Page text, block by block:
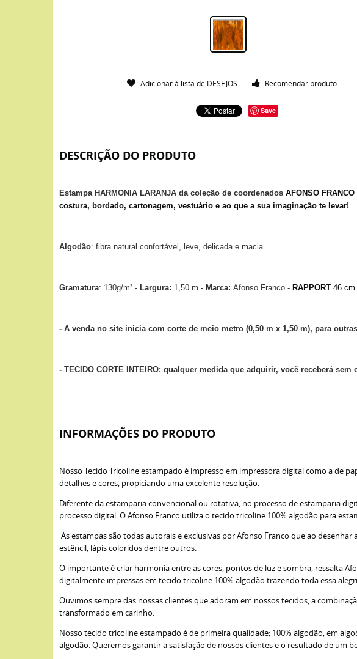
Adicionar à lista de DESEJOS Recomendar produto
Save
DESCRIÇÃO DO PRODUTO
Estampa HARMONIA LARANJA da coleção de coordenados AFONSO
costura, bordado, cartonagem, vestuário e ao que a sua imaginação te levar!
Algodão: fibra natural confortável, leve, delicada e macia
Gramatura: 130g/m² - Largura: 1,50 m - Marca: Afonso Franco - RAPPORT 46 cm
- A venda no site inicia com corte de meio metro (0,50 m x 1,50 m), para
- TECIDO CORTE INTEIRO: qualquer medida que adquirir, você receberá sem
INFORMAÇÕES DO PRODUTO
Nosso Tecido Tricoline estampado é impresso em impressora digital como a de
detalhes e cores, propiciando uma excelente resolução.
Diferente da estamparia convencional ou rotativa, no processo de estamparia
processo digital. O Afonso Franco utiliza o tecido tricoline 100% algodão para
As estampas são todas autorais e exclusivas por Afonso Franco que ao
estêncil, lápis coloridos dentre outros.
O importante é criar harmonia entre as cores, pontos de luz e sombra, ressalta
digitalmente impressas em tecido tricoline 100% algodão trazendo toda essa
Ouvimos sempre das nossas clientes que adoram em nossos tecidos, a
transformado em carinho.
Nosso tecido tricoline estampado é de primeira qualidade; 100% algodão, em
algodão. Queremos garantir a satisfação de nossos clientes e o resultado de um